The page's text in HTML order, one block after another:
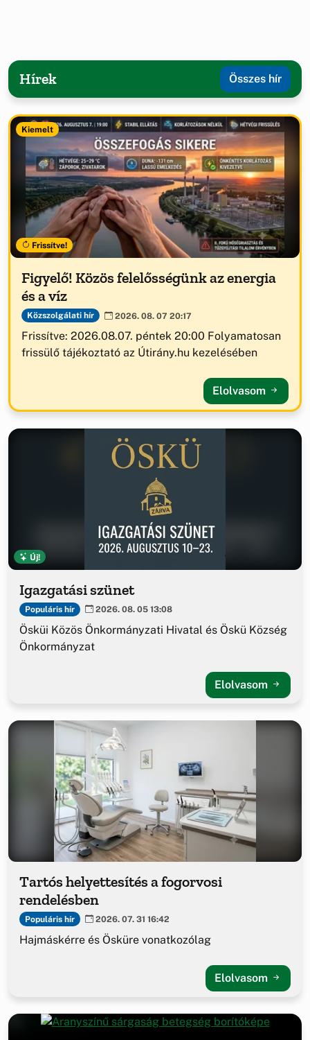
Hírek Összes hír
Kiemelt
Frissítve!
Figyelő! Közös felelősségünk az energia
és a víz
Közszolgálati hír 2026. 08. 07 20:17
Frissítve: 2026.08.07. péntek 20:00 Folyamatosan
frissülő tájékoztató az Útirány.hu kezelésében
Elolvasom
Új!
Igazgatási szünet
Populáris hír 2026. 08. 05 13:08
Ösküi Közös Önkormányzati Hivatal és Öskü Község
Önkormányzat
Elolvasom
Tartós helyettesítés a fogorvosi
rendelésben
Populáris hír 2026. 07. 31 16:42
Hajmáskérre és Ösküre vonatkozólag
Elolvasom